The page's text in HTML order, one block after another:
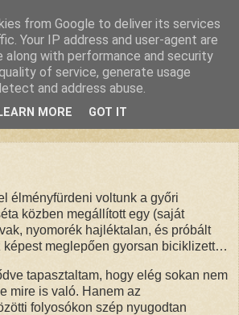
világban
élményfürdeni voltunk a győri
közben megállított egy (saját
nyomorék hajléktalan, és próbált
képest meglepően gyorsan biciklizett…
tapasztaltam, hogy elég sokan nem
mire is való. Hanem az
folyosókon szép nyugodtan
from Google to deliver its services
Your IP address and user-agent are
along with performance and security
of service, generate usage
and address abuse.
LEARN MORE GOT IT